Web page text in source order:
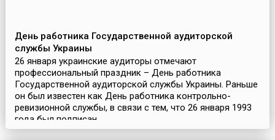
День работника Государственной аудиторской
службы Украины
26 января украинские аудиторы отмечают
профессиональный праздник – День работника
Государственной аудиторской службы Украины. Раньше
он был известен как День работника контрольно-
ревизионной службы, в связи с тем, что 26 января 1993
года был подписан...